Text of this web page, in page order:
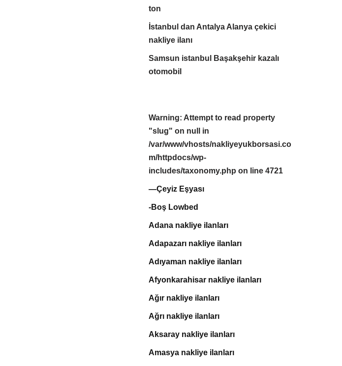
ton
İstanbul dan Antalya Alanya çekici
nakliye ilanı
Samsun istanbul Başakşehir kazalı
otomobil
Warning: Attempt to read property
"slug" on null in
/var/www/vhosts/nakliyeyukborsasi.co
m/httpdocs/wp-
includes/taxonomy.php on line 4721
—Çeyiz Eşyası
-Boş Lowbed
Adana nakliye ilanları
Adapazarı nakliye ilanları
Adıyaman nakliye ilanları
Afyonkarahisar nakliye ilanları
Ağır nakliye ilanları
Ağrı nakliye ilanları
Aksaray nakliye ilanları
Amasya nakliye ilanları